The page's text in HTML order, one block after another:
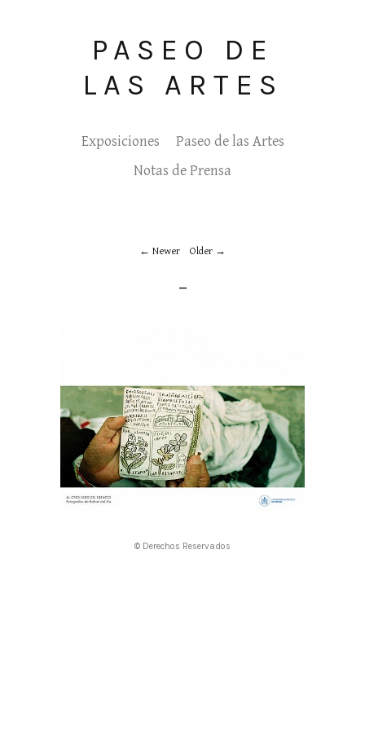
PASEO DE
LAS ARTES
Exposiciones
Paseo de las Artes
Notas de Prensa
Newer Older
_
© Derechos Reservados